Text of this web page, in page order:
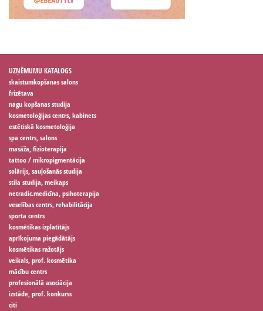
UZŅĒMUMU KATALOGS
skaistumkopšanas salons
frizētava
nagu kopšanas studija
kosmetoloģijas centrs, kabinets
estētiskā kosmetoloģija
spa centrs, salons
masāža, fizioterapija
tattoo / mikropigmentācija
solārijs, sauļošanās studija
stila studija, meikaps
netradic.medicīna, psihoterapija
veselības centrs, rehabilitācija
sporta centrs
kosmētikas izplatītājs
aprīkojuma piegādātājs
kosmētikas ražotājs
veikals, prof. kosmētika
mācību centrs
profesionālā asociācija
izstāde, prof. konkurss
citi